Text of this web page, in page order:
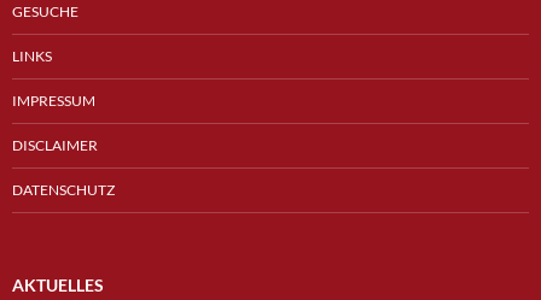
GESUCHE
LINKS
IMPRESSUM
DISCLAIMER
DATENSCHUTZ
AKTUELLES